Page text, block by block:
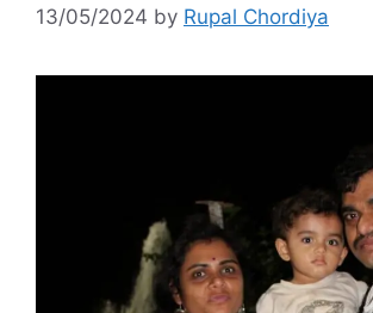
13/05/2024 by Rupal Chordiya